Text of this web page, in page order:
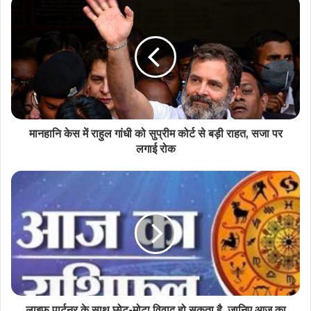
छत्तीसगढ़ के स्वाद ने जीता प्रधानमंत्री मोदी का दिल, ठेठरी-
खुरमी की रेसिपी तक पहुँची बात
मानहानि केस में राहुल गांधी को सुप्रीम कोर्ट से बड़ी राहत, सजा पर
लगाई रोक